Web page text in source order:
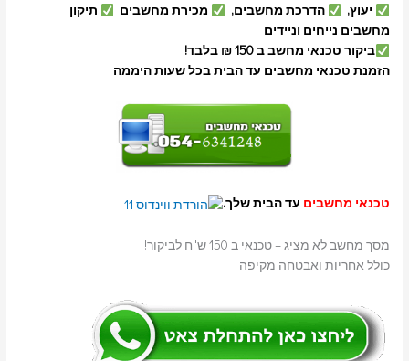
יעוץ,
הדרכת מחשבים, מכירת מחשבים
תיקון
מחשבים נייחים וניידים
ביקור טכנאי מחשב ב 150 ₪ בלבד!
הזמנת טכנאי מחשבים עד הבית בכל שעות היממה
טכנאי מחשבים עד הבית שלך.
מסך מחשב לא מציג – טכנאי ב 150 ש"ח לביקור!
כולל אחריות ואבטחה מקיפה